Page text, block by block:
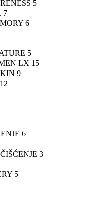
5
7
6
5
LX 15
9
12
6
3
5